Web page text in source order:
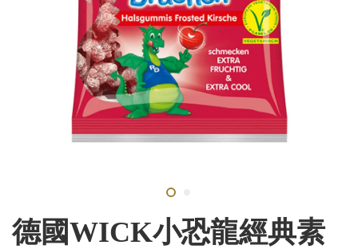
德國WICK小恐龍經典素